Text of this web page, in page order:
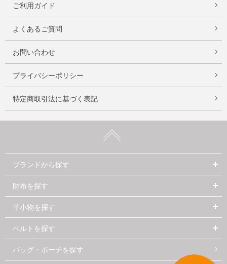
ご利用ガイド
よくあるご質問
お問い合わせ
プライバシーポリシー
特定商取引法に基づく表記
ブランドから探す
財布を探す
革小物を探す
ベルトを探す
バッグ・ポーチを探す